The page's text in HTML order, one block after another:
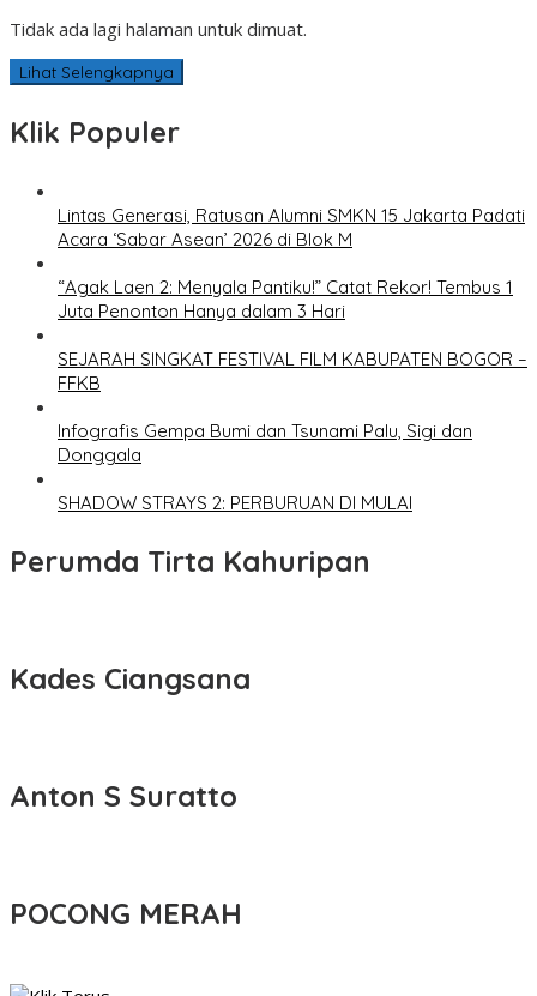
Tidak ada lagi halaman untuk dimuat.
Lihat Selengkapnya
Klik Populer
Lintas Generasi, Ratusan Alumni SMKN 15 Jakarta Padati
Acara ‘Sabar Asean’ 2026 di Blok M
“Agak Laen 2: Menyala Pantiku!” Catat Rekor! Tembus 1
Juta Penonton Hanya dalam 3 Hari
SEJARAH SINGKAT FESTIVAL FILM KABUPATEN BOGOR –
FFKB
Infografis Gempa Bumi dan Tsunami Palu, Sigi dan
Donggala
SHADOW STRAYS 2: PERBURUAN DI MULAI
Perumda Tirta Kahuripan
Kades Ciangsana
Anton S Suratto
POCONG MERAH